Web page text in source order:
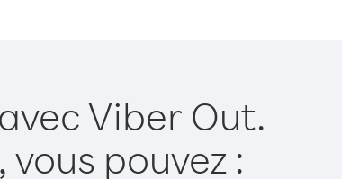
Viber Out.
pouvez :